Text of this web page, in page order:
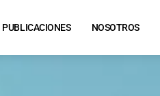
PUBLICACIONES NOSOTROS